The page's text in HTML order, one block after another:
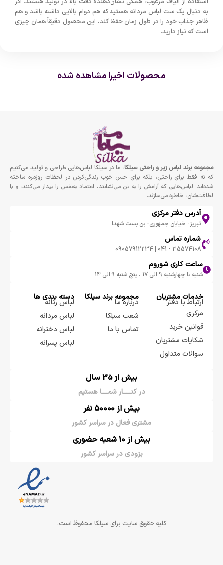
استفاده از الیاف مرغوب، همگی نشان‌دهنده دقت بالا در تولید هستند. اگر
به دنبال یک ست لباس مردانه هستید که هم دوام بالایی داشته باشد و هم
ظاهر جذاب خود را در طول زمان حفظ کند، این محصول دقیقاً همان چیزی
است که نیاز دارید.
محصولات اخیرا مشاهده شده
مجموعه برند لباس زير و راحتى سيلكا، ما در سیلکا لباس‌هایی طراحی و تولید می‌کنیم
که نه فقط برای راحتی، بلکه برای حس خوب زندگی‌کردن در لحظات روزمره ساخته
شده‌اند؛ لباس‌هایی که آرامش را به تن می‌نشانند، اعتماد به‌نفس را بیدار می‌کنند، و با
لطافت‌شان، خاطره می‌سازند.
آدرس دفتر مرکزی
تبریز- خیابان جمهوری- بن بست شهدا
شماره تماس
35574108 - 041 | 09057912234
ساعت کاری شوروم
شنبه تا چهارشنبه 9 الی 17 ، پنج شنبه 9 الی 14
خدمات مشتریان
ارتباط با دفتر
مرکزی
قوانین خرید
شکایات مشتریان
سوالات متداول
مجموعه برند سيلكا
درباره ما
شعب سیلکا
تماس با ما
دسته بندی ها
لباس زنانه
لباس مردانه
لباس دخترانه
لباس پسرانه
بیش از 35 سال
در کنـــــار شمــــا هستیم
بیش از 50000 نفر
مشتری فعال در سراسر کشور
بیش از 10 شعبه حضوری
بزودی در سراسر کشور
کلیه حقوق سایت برای سیلکا محفوظ است.